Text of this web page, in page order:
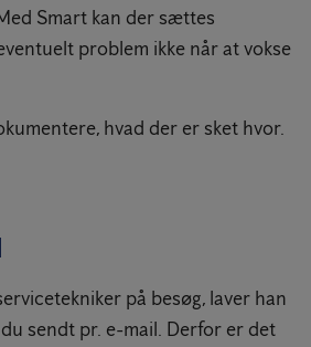
Smart kan der sættes
problem ikke når at vokse
hvad der er sket hvor.
på besøg, laver han
sendt pr. e-mail. Derfor er det